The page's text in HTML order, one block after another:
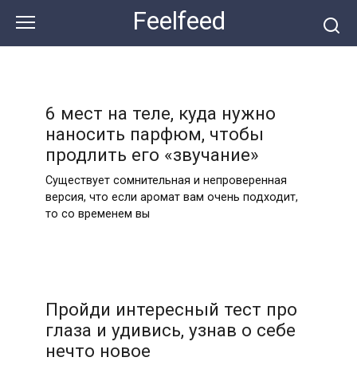
контенту
Feelfeed
6 мест на теле, куда нужно
наносить парфюм, чтобы
продлить его «звучание»
Существует сомнительная и непроверенная
версия, что если аромат вам очень подходит,
то со временем вы
Пройди интересный тест про
глаза и удивись, узнав о себе
нечто новое